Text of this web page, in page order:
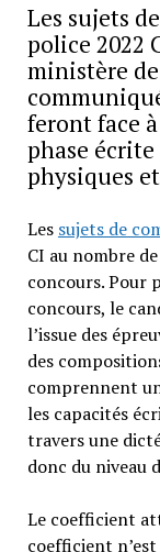
Les sujets
police 2022
ministère
feront face
phase écrite
physiques
Les sujets de
CI au nombre
concours. Pour
concours, le
l’issue des
des
comprennent
les capacités
travers une
donc du niveau
Le coefficient
coefficient